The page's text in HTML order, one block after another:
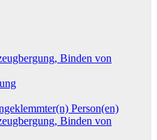
Binden von
Person(en)
Binden von